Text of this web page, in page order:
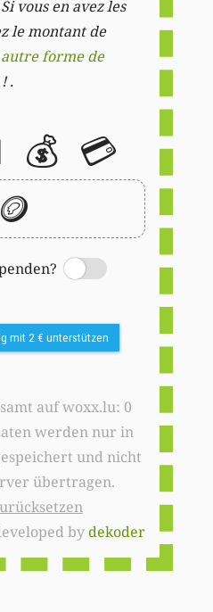
vous en avez les
le montant de
forme de
.
💰 💳
🪙
Switch
mit 2 € unterstützen
auf woxx.lu: 0
werden nur in
und nicht
übertragen.
bydekoder